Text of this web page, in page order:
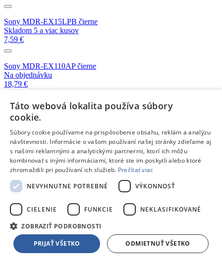
Sony MDR-EX15LPB čierne
Skladom 5 a viac kusov
7,59 €
Sony MDR-EX110AP čierne
Na objednávku
18,79 €
Canyon EPM-02 zeleno-modré
Na objednávku
3,99 €
Canyon EPM-02 modré
Na objednávku
3,99 €
Skladom 5 a viac kusov
12,90 €
JBL T110 modré
Skladom 3 kusy
Táto webová lokalita používa súbory
cookie.
Súbory cookie používame na prispôsobenie obsahu, reklám a analýzu
návštevnosti. Informácie o vašom používaní našej stránky zdieľame aj
s našimi reklamnými a analytickými partnermi, ktorí ich môžu
kombinovať s inými informáciami, ktoré ste im poskytli alebo ktoré
zhromaždili pri používaní ich služieb. Prečítať viac
NEVYHNUTNE POTREBNÉ
VÝKONNOSŤ
CIELENIE FUNKCIE NEKLASIFIKOVANÉ
ZOBRAZIŤ PODROBNOSTI
PRIJAŤ VŠETKO ODMIETNUŤ VŠETKO